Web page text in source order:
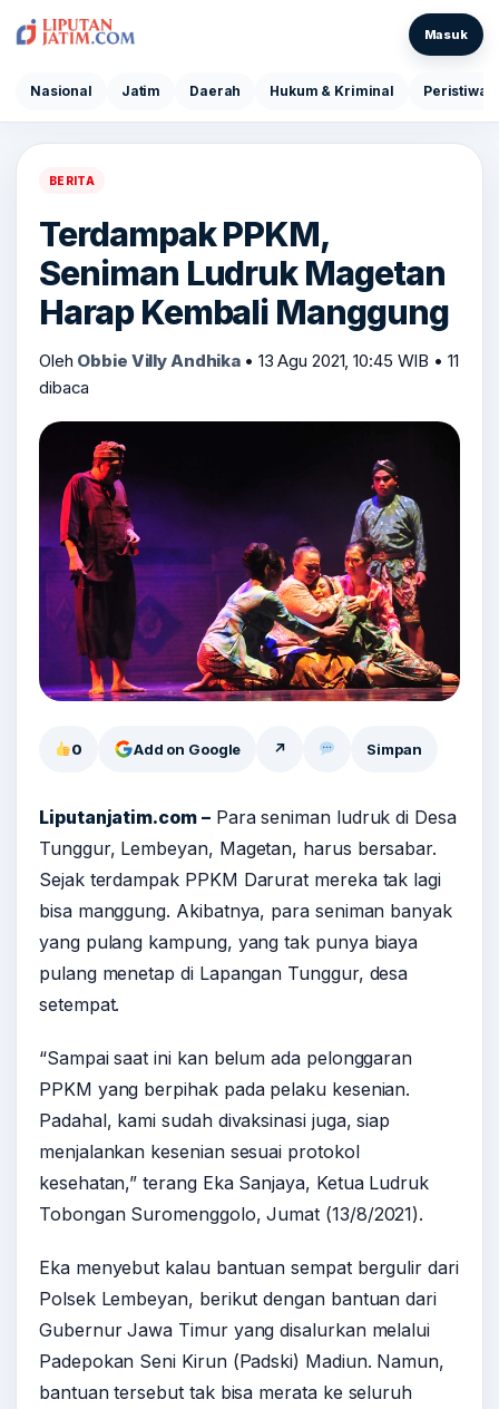
Nasional Jatim Daerah Hukum & Kriminal Peristiwa
Masuk
BERITA
Terdampak PPKM,
Seniman Ludruk Magetan
Harap Kembali Manggung
Oleh Obbie Villy Andhika • 13 Agu 2021, 10:45 WIB • 11
dibaca
0 Add on Google ↗ Simpan
Liputanjatim.com –Para seniman ludruk di Desa
Tunggur, Lembeyan, Magetan, harus bersabar.
Sejak terdampak PPKM Darurat mereka tak lagi
bisa manggung. Akibatnya, para seniman banyak
yang pulang kampung, yang tak punya biaya
pulang menetap di Lapangan Tunggur, desa
setempat.
“Sampai saat ini kan belum ada pelonggaran
PPKM yang berpihak pada pelaku kesenian.
Padahal, kami sudah divaksinasi juga, siap
menjalankan kesenian sesuai protokol
kesehatan,” terang Eka Sanjaya, Ketua Ludruk
Tobongan Suromenggolo, Jumat (13/8/2021).
Eka menyebut kalau bantuan sempat bergulir dari
Polsek Lembeyan, berikut dengan bantuan dari
Gubernur Jawa Timur yang disalurkan melalui
Padepokan Seni Kirun (Padski) Madiun. Namun,
bantuan tersebut tak bisa merata ke seluruh